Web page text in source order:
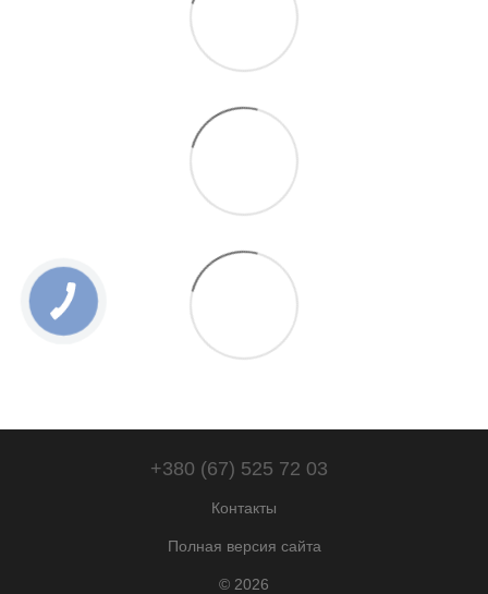
+380 (67) 525 72 03
Контакты
Полная версия сайта
© 2026